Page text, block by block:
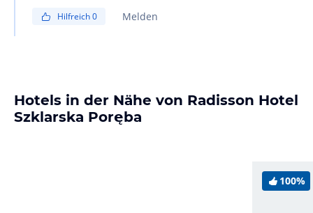
Hilfreich0 Melden
Hotels in der Nähe von Radisson Hotel
Szklarska Poręba
100%